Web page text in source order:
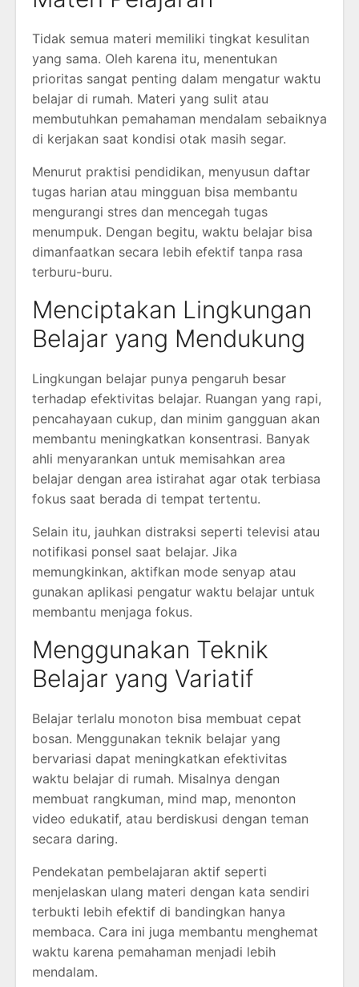
Tidak semua materi memiliki tingkat kesulitan
yang sama. Oleh karena itu, menentukan
prioritas sangat penting dalam mengatur waktu
belajar di rumah. Materi yang sulit atau
membutuhkan pemahaman mendalam sebaiknya
di kerjakan saat kondisi otak masih segar.
Menurut praktisi pendidikan, menyusun daftar
tugas harian atau mingguan bisa membantu
mengurangi stres dan mencegah tugas
menumpuk. Dengan begitu, waktu belajar bisa
dimanfaatkan secara lebih efektif tanpa rasa
terburu-buru.
Menciptakan Lingkungan
Belajar yang Mendukung
Lingkungan belajar punya pengaruh besar
terhadap efektivitas belajar. Ruangan yang rapi,
pencahayaan cukup, dan minim gangguan akan
membantu meningkatkan konsentrasi. Banyak
ahli menyarankan untuk memisahkan area
belajar dengan area istirahat agar otak terbiasa
fokus saat berada di tempat tertentu.
Selain itu, jauhkan distraksi seperti televisi atau
notifikasi ponsel saat belajar. Jika
memungkinkan, aktifkan mode senyap atau
gunakan aplikasi pengatur waktu belajar untuk
membantu menjaga fokus.
Menggunakan Teknik
Belajar yang Variatif
Belajar terlalu monoton bisa membuat cepat
bosan. Menggunakan teknik belajar yang
bervariasi dapat meningkatkan efektivitas
waktu belajar di rumah. Misalnya dengan
membuat rangkuman, mind map, menonton
video edukatif, atau berdiskusi dengan teman
secara daring.
Pendekatan pembelajaran aktif seperti
menjelaskan ulang materi dengan kata sendiri
terbukti lebih efektif di bandingkan hanya
membaca. Cara ini juga membantu menghemat
waktu karena pemahaman menjadi lebih
mendalam.